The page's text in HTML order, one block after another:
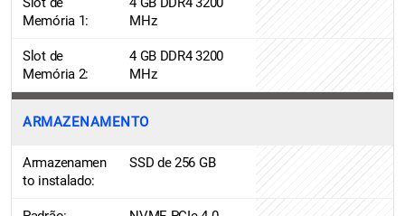
Memória 1:
MHz
Slot de
Memória 2:
4 GB DDR4 3200
MHz
ARMAZENAMENTO
Armazenamen
to instalado:
SSD de 256 GB